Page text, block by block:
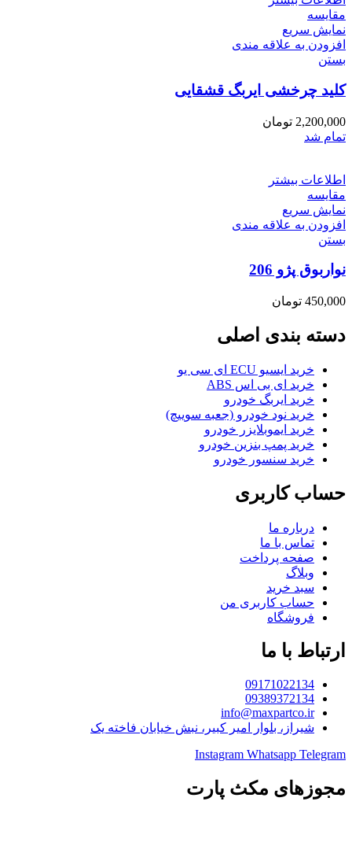
مقایسه
نمایش سریع
افزودن به علاقه مندی
بستن
کلید چرخشی ایربگ قشقایی
2,200,000 تومان
تمام شد
اطلاعات بیشتر
مقایسه
نمایش سریع
افزودن به علاقه مندی
بستن
نواربوق پژو 206
450,000 تومان
دسته بندی اصلی
خرید ایسیو ECU ای سی یو
خرید ای بی اس ABS
خرید ایربگ خودرو
خرید نود خودرو (جعبه سوییچ)
خرید ایموبلایزر خودرو
خرید پمپ بنزین خودرو
خرید سنسور خودرو
حساب کاربری
درباره ما
تماس با ما
صفحه پرداخت
وبلاگ
سبد خرید
حساب کاربری من
فروشگاه
ارتباط با ما
09171022134
09389372134
info@maxpartco.ir
شیراز، بلوار امیر کبیر، نبش خیابان فاخته یک
Instagram Whatsapp Telegram
مجوزهای مکث پارت